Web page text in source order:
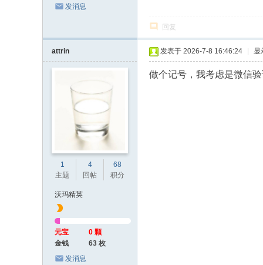
发消息
回复
attrin
1
主题
4
回帖
68
积分
沃玛精英
元宝
0 颗
金钱
63 枚
发消息
发表于 2026-7-8 16:46:24 显
做个记号，我考虑是微信